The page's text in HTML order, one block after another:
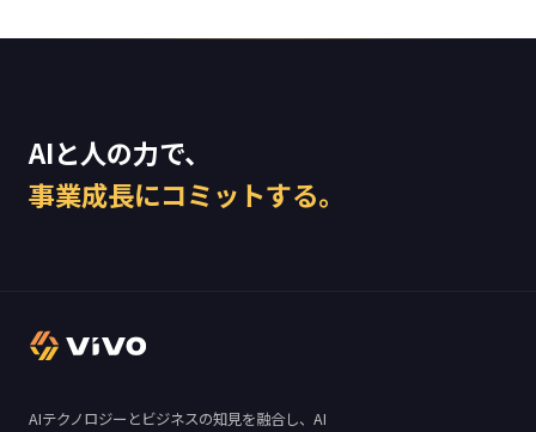
AIと人の力で、
事業成長にコミットする。
AIテクノロジーとビジネスの知見を融合し、AI